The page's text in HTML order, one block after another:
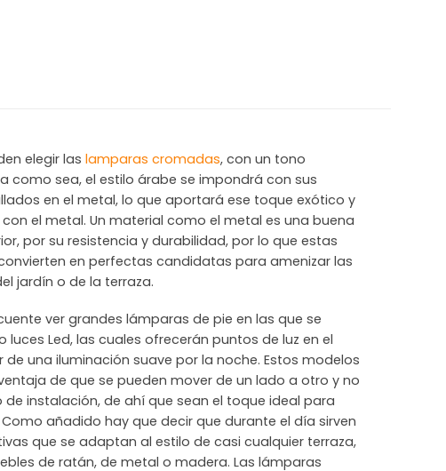
elegir las lamparas cromadas, con un tono
como sea, el estilo árabe se impondrá con sus
en el metal, lo que aportará ese toque exótico y
el metal. Un material como el metal es una buena
por su resistencia y durabilidad, por lo que estas
en perfectas candidatas para amenizar las
jardín o de la terraza.
ver grandes lámparas de pie en las que se
luces Led, las cuales ofrecerán puntos de luz en el
una iluminación suave por la noche. Estos modelos
de que se pueden mover de un lado a otro y no
instalación, de ahí que sean el toque ideal para
añadido hay que decir que durante el día sirven
que se adaptan al estilo de casi cualquier terraza,
de ratán, de metal o madera. Las lámparas